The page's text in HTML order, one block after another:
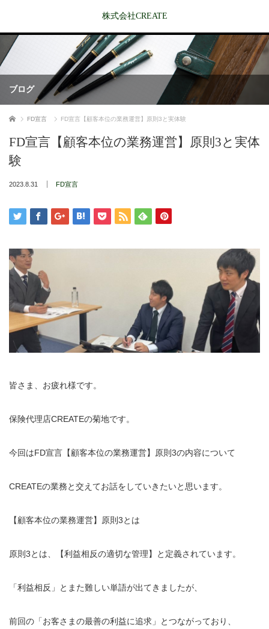
株式会社CREATE
ブログ
ホーム FD宣言 FD宣言【顧客本位の業務運営】原則3と実体験
FD宣言【顧客本位の業務運営】原則3と実体
験
2023.8.31 FD宣言
皆さま、お疲れ様です。
保険代理店CREATEの菊地です。
今回はFD宣言【顧客本位の業務運営】原則3の内容について
CREATEの業務と交えてお話をしていきたいと思います。
【顧客本位の業務運営】原則3とは
原則3とは、【利益相反の適切な管理】と定義されています。
「利益相反」とまた難しい単語が出てきましたが、
前回の「お客さまの最善の利益に追求」とつながっており、